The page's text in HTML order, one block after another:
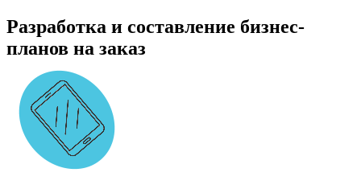
Разработка и составление бизнес-
планов на заказ